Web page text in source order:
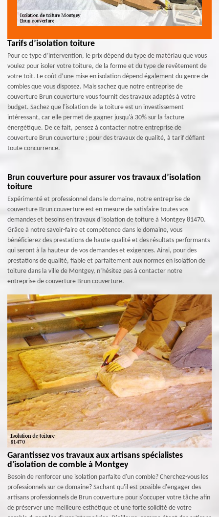
Tarifs d’isolation toiture
Pour ce type d’intervention, le prix dépend du type de matériau que vous
voulez pour isoler votre toiture, de la forme et du type de revêtement de
votre toit. Le coût d’une mise en isolation dépend également du genre de
combles que vous disposez. Mais sachez que notre entreprise de
couverture Brun couverture vous fournit des travaux adaptés à votre
budget. Sachez que l'isolation de la toiture est un investissement
intéressant, car elle permet de gagner jusqu'à 30% sur la facture
énergétique. De ce fait, pensez à contacter notre entreprise de
couverture Brun couverture ; pour des travaux de qualité, à tarif défiant
toute concurrence.
Brun couverture pour assurer vos travaux d’isolation
toiture
Expérimenté et professionnel dans le domaine, notre entreprise de
couverture Brun couverture est en mesure de satisfaire toutes vos
demandes et besoins en travaux d’isolation de toiture à Montgey 81470.
Grâce à notre savoir-faire et compétence dans le domaine, vous
bénéficierez des prestations de haute qualité et des résultats performants
qui seront à la hauteur de vos demandes et exigences. Ainsi, pour des
prestations de qualité, fiable et parfaitement aux normes en isolation de
toiture dans la ville de Montgey, n’hésitez pas à contacter notre
entreprise de couverture Brun couverture.
Garantissez vos travaux aux artisans spécialistes
d'isolation de comble à Montgey
Besoin de renforcer une isolation parfaite d'un comble? Cherchez-vous les
professionnels sur ce domaine? Sachant qu'il est possible d'engager des
artisans professionnels de Brun couverture pour s'occuper votre tâche afin
de préserver une meilleure esthétique et une forte solidité de votre